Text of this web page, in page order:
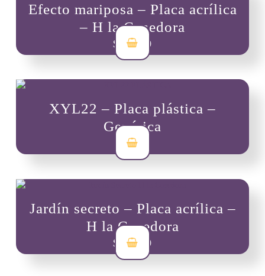
Efecto mariposa – Placa acrílica
– H la Cosedora
$ 30,000
XYL22 – Placa plástica –
Genérica
7,000
Jardín secreto – Placa acrílica –
H la Cosedora
$ 30,000